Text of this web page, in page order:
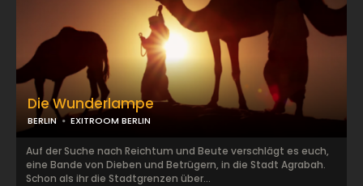
Die Wunderlampe
BERLIN EXITROOM BERLIN
Auf der Suche nach Reichtum und Beute verschlägt es euch,
eine Bande von Dieben und Betrügern, in die Stadt Agrabah.
Schon als ihr die Stadtgrenzen über...